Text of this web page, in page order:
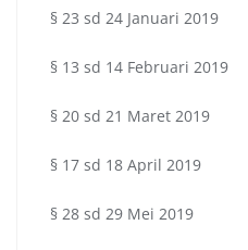
§ 23 sd 24 Januari 2019
§ 13 sd 14 Februari 2019
§ 20 sd 21 Maret 2019
§ 17 sd 18 April 2019
§ 28 sd 29 Mei 2019